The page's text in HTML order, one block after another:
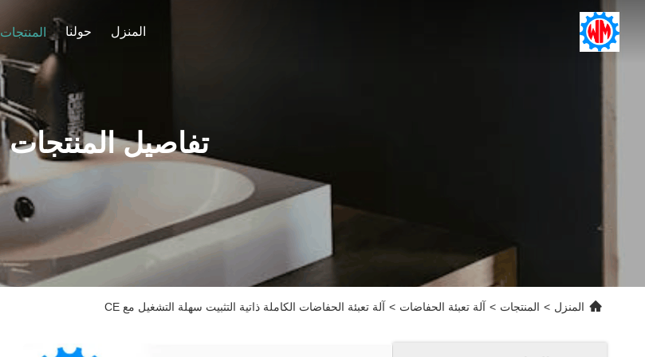
المنزل حولنا المنتجات
تفاصيل المنتجات
المنزل > المنتجات > آلة تعبئة الحفاضات > آلة تعبئة الحفاضات الكاملة ذاتية التثبيت سهلة التشغيل مع CE